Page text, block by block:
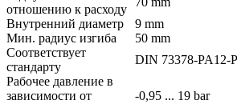
отношению к расходу
Внутренний диаметр
9 mm
Мин. радиус изгиба
50 mm
Соответствует
стандарту
DIN 73378-PA12-
Рабочее давление в
зависимости от
-0,95 ... 19 bar